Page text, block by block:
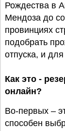
Рождества в
Мендоза до
провинциях
подобрать
отпуска, и
Как это -
онлайн?
Во-первых –
способен